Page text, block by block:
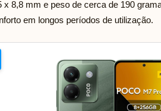
x 8,8 mm e peso de cerca de 190
em longos períodos de utilização.